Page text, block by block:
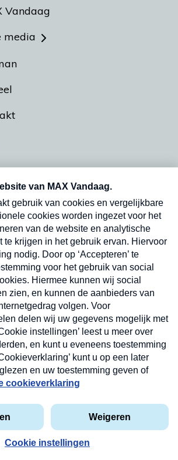
Vandaag
media
vrijdag- en dinsdagochtend in
Verzend
Cookieverklaring
Vandaag - Omroep MAX
abonnement op onze
vrijdag- en dinsdagochtend in uw